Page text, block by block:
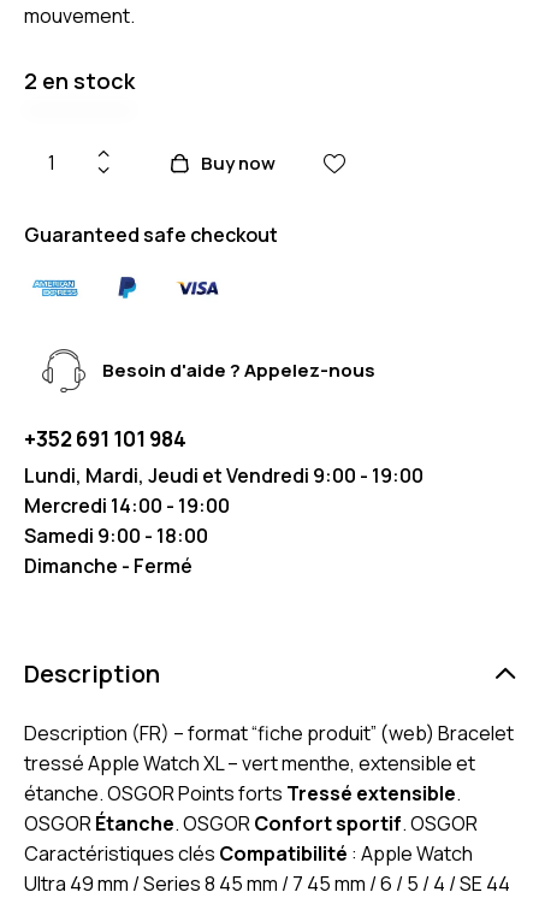
mouvement.
2 en stock
Buy now
Guaranteed safe checkout
Besoin d'aide ? Appelez-nous
+352 691 101 984
Lundi, Mardi, Jeudi et Vendredi 9:00 - 19:00
Mercredi 14:00 - 19:00
Samedi 9:00 - 18:00
Dimanche - Fermé
Description
Description (FR) – format “fiche produit” (web) Bracelet
tressé Apple Watch XL – vert menthe, extensible et
étanche. OSGOR Points forts Tressé extensible.
OSGORÉtanche. OSGORConfort sportif. OSGOR
Caractéristiques clés Compatibilité : Apple Watch
Ultra 49 mm / Series 8 45 mm / 7 45 mm / 6 / 5 / 4 / SE 44